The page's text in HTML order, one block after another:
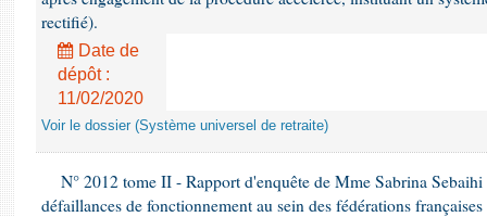
rectifié).
Date de
dépôt :
11/02/2020
Voir le dossier (Système universel de retraite)
N° 2012 tome II - Rapport d'enquête de Mme Sabrina
défaillances de fonctionnement au sein des fédérations